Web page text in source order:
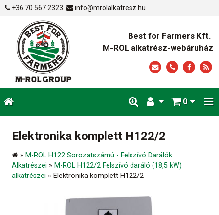
+36 70 567 2323 info@mrolalkatresz.hu
Best for Farmers Kft.
M-ROL alkatrész-webáruház
0
Elektronika komplett H122/2
» M-ROL H122 Sorozatszámú - Felszívó Darálók
Alkatrészei » M-ROL H122/2 Felszívó daráló (18,5 kW)
alkatrészei » Elektronika komplett H122/2